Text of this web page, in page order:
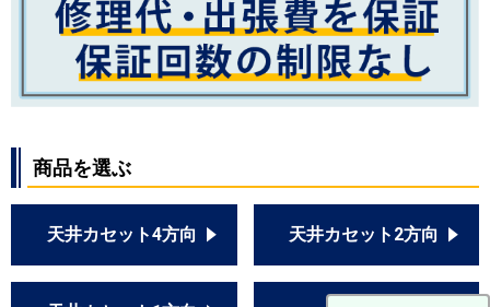
商品を選ぶ
天井カセット4方向 天井カセット2方向